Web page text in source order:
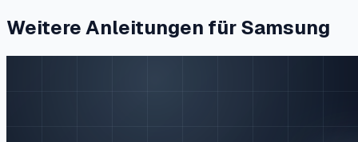
Weitere Anleitungen für Samsung